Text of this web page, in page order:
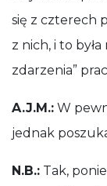
się z czterech
z nich, i to
zdarzenia”
A.J.M.: W
jednak
N.B.: Tak,